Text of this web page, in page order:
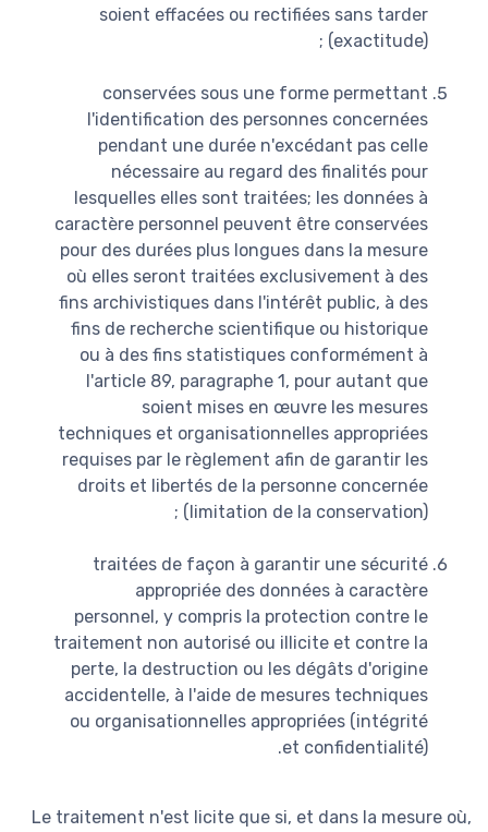
soient effacées ou rectifiées sans tarder
(exactitude) ;
conservées sous une forme permettant
l'identification des personnes concernées
pendant une durée n'excédant pas celle
nécessaire au regard des finalités pour
lesquelles elles sont traitées; les données à
caractère personnel peuvent être conservées
pour des durées plus longues dans la mesure
où elles seront traitées exclusivement à des
fins archivistiques dans l'intérêt public, à des
fins de recherche scientifique ou historique
ou à des fins statistiques conformément à
l'article 89, paragraphe 1, pour autant que
soient mises en œuvre les mesures
techniques et organisationnelles appropriées
requises par le règlement afin de garantir les
droits et libertés de la personne concernée
(limitation de la conservation) ;
traitées de façon à garantir une sécurité
appropriée des données à caractère
personnel, y compris la protection contre le
traitement non autorisé ou illicite et contre la
perte, la destruction ou les dégâts d'origine
accidentelle, à l'aide de mesures techniques
ou organisationnelles appropriées (intégrité
et confidentialité).
Le traitement n'est licite que si, et dans la mesure où,